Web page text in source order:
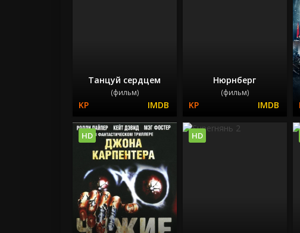
Танцуй сердцем
(фильм)
Нюрнберг
(фильм)
HD HD